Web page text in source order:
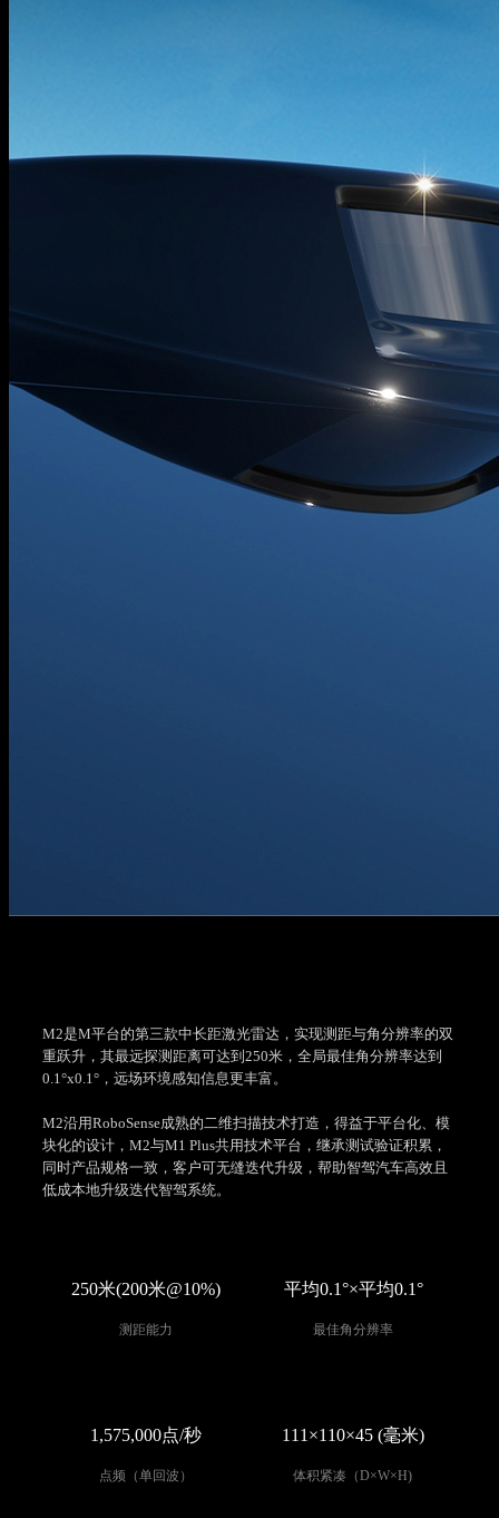
M2是M平台的第三款中长距激光雷达，实现测距与角分辨率的双
重跃升，其最远探测距离可达到250米，全局最佳角分辨率达到
0.1°x0.1°，远场环境感知信息更丰富。
M2沿用RoboSense成熟的二维扫描技术打造，得益于平台化、模
块化的设计，M2与M1 Plus共用技术平台，继承测试验证积累，
同时产品规格一致，客户可无缝迭代升级，帮助智驾汽车高效且
低成本地升级迭代智驾系统。
250米(200米@10%)
测距能力
平均0.1°×平均0.1°
最佳角分辨率
1,575,000点/秒
点频（单回波）
111×110×45 (毫米)
体积紧凑（D×W×H)